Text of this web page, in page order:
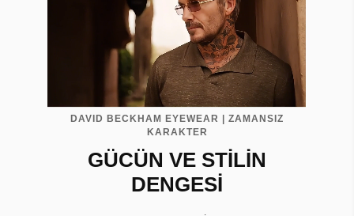
DAVID BECKHAM EYEWEAR | ZAMANSIZ
KARAKTER
GÜCÜN VE STİLİN
DENGESİ